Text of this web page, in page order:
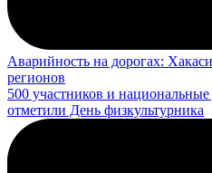
Аварийность на дорогах:
регионов
500 участников и
отметили День физкультурника